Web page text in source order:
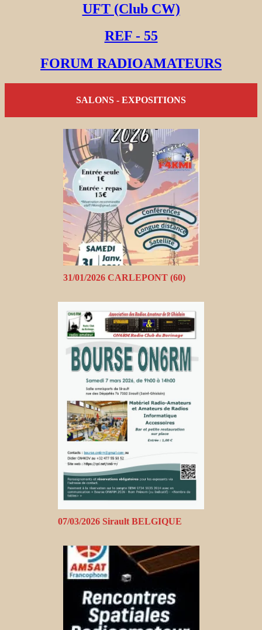
UFT (Club CW)
REF - 55
FORUM RADIOAMATEURS
SALONS - EXPOSITIONS
31/01/2026 CARLEPONT (60)
07/03/2026 Sirault BELGIQUE